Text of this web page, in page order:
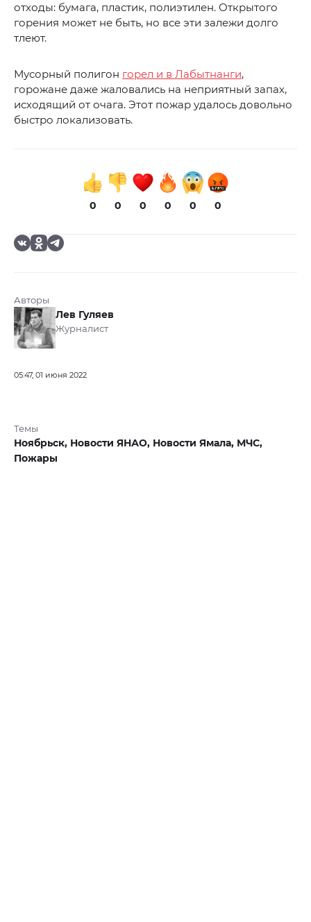
отходы: бумага, пластик, полиэтилен. Открытого
горения может не быть, но все эти залежи долго
тлеют.
Мусорный полигон горел и в Лабытнанги,
горожане даже жаловались на неприятный запах,
исходящий от очага. Этот пожар удалось довольно
быстро локализовать.
0 0 0 0 0 0
Авторы
Лев Гуляев
Журналист
05:47, 01 июня 2022
Темы
Ноябрьск, Новости ЯНАО, Новости Ямала, МЧС,
Пожары